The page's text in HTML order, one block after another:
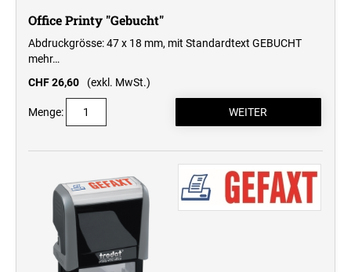
Office Printy "Gebucht"
Abdruckgrösse: 47 x 18 mm, mit Standardtext GEBUCHT
mehr…
CHF 26,60
(exkl. MwSt.)
Menge: